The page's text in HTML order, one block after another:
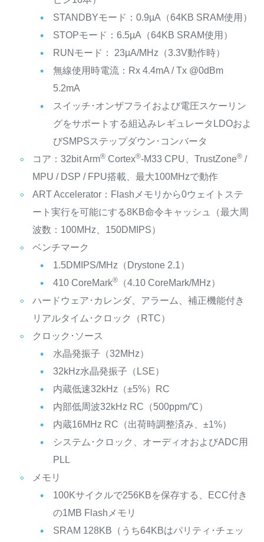
STANDBYモード：0.9µA（64KB SRAM使用）
STOPモード：6.5µA（64KB SRAM使用）
RUNモード： 23µA/MHz（3.3V動作時）
無線使用時電流：Rx 4.4mA / Tx @0dBm
5.2mA
スイッチ･オンザフライおよび電圧スケーリン
グをサポートする組込みレギュレータLDOおよ
びSMPSステップダウン･コンバータ
コア：32bit Arm®Cortex®-M33 CPU、TrustZone®/
MPU / DSP / FPU搭載、最大100MHzで動作
ART Accelerator：Flashメモリから0ウェイトステ
ート実行を可能にする8KB命令キャッシュ（最大周
波数：100MHz、150DMIPS）
ベンチマーク
1.5DMIPS/MHz（Drystone 2.1）
410 CoreMark®（4.10 CoreMark/MHz）
ハードウェア･カレンダ、アラーム、補正機能付き
リアルタイム･クロック（RTC）
クロック･ソース
水晶発振子（32MHz）
32kHz水晶発振子（LSE）
内蔵低速32kHz（±5%）RC
内部低周波32kHz RC（500ppm/℃）
内蔵16MHz RC（出荷時調整済み、±1%）
システム･クロック、オーディオおよびADC用
PLL
メモリ
100Kサイクルで256KBを保存する、ECC付き
の1MB Flashメモリ
SRAM 128KB（うち64KBはパリティ･チェッ